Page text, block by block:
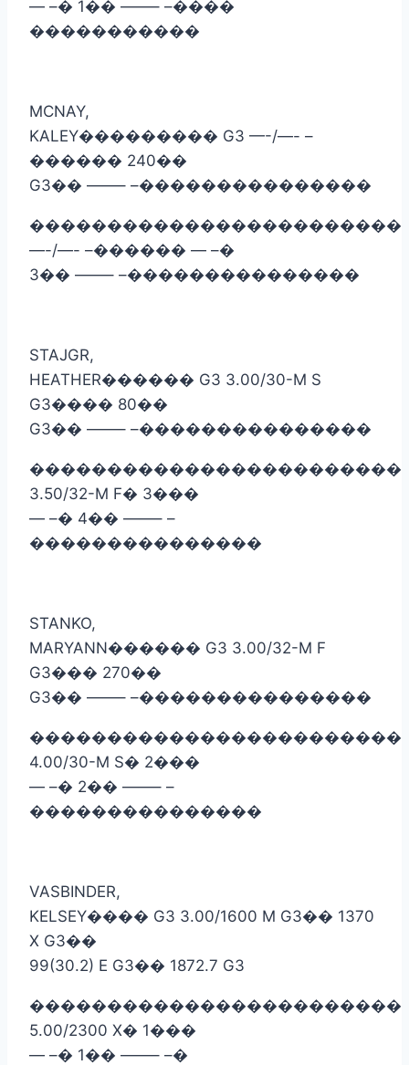
— –� 1�� ——– –����
�����������
MCNAY,
KALEY��������� G3 —-/—- –
������ 240��
G3�� ——– –���������������
������������������������
—-/—- –������ — –�
3�� ——– –���������������
STAJGR,
HEATHER������ G3 3.00/30-M S
G3���� 80��
G3�� ——– –���������������
������������������������
3.50/32-M F� 3���
— –� 4�� ——– –
���������������
STANKO,
MARYANN������ G3 3.00/32-M F
G3��� 270��
G3�� ——– –���������������
������������������������
4.00/30-M S� 2���
— –� 2�� ——– –
���������������
VASBINDER,
KELSEY���� G3 3.00/1600 M G3�� 1370
X G3��
99(30.2) E G3�� 1872.7 G3
������������������������
5.00/2300 X� 1���
— –� 1�� ——– –�